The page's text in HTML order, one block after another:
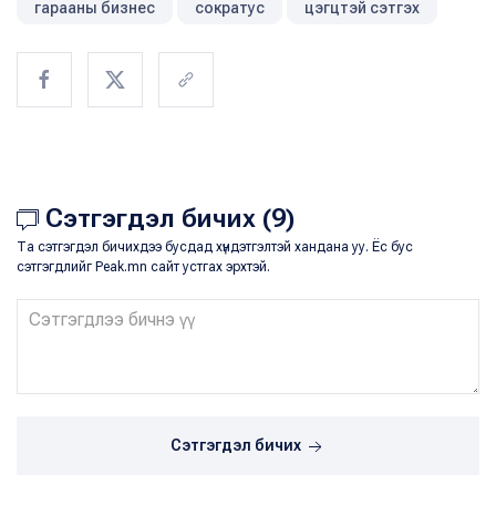
гарааны бизнес сократус цэгцтэй сэтгэх
Сэтгэгдэл бичих (9)
Та сэтгэгдэл бичихдээ бусдад хүндэтгэлтэй хандана уу. Ёс бус
сэтгэгдлийг Peak.mn сайт устгах эрхтэй.
Сэтгэгдэл бичих